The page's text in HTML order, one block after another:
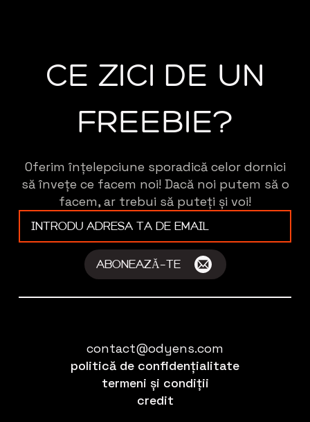
CE ZICI DE UN
FREEBIE?
Oferim înțelepciune sporadică celor dornici
să învețe ce facem noi! Dacă noi putem să o
facem, ar trebui să puteți și voi!
E-
mail
*
ABONEAZĂ-TE
contact@odyens.com
politică de confidențialitate
termeni și condiții
credit